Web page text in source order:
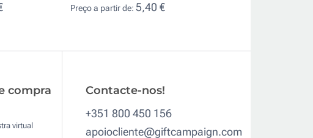
Preço a partir de: 5,40 €
compra
virtual
Contacte-nos!
+351 800 450 156
apoiocliente@giftcampaign.com